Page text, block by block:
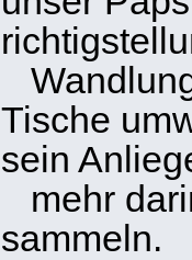
Tische
sein
mehr
sammeln.